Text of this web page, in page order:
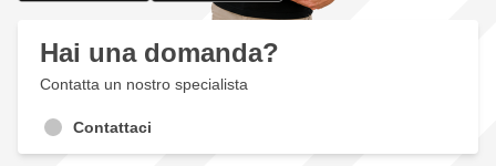
Hai una domanda?
Contatta un nostro specialista
Contattaci